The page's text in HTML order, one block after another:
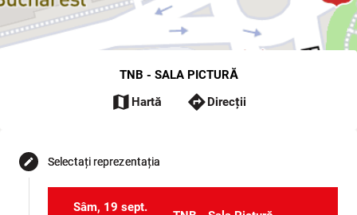
TNB - SALA PICTURĂ
map Hartă directionsDirecții
edit Selectați reprezentația
Sâm, 19 sept.